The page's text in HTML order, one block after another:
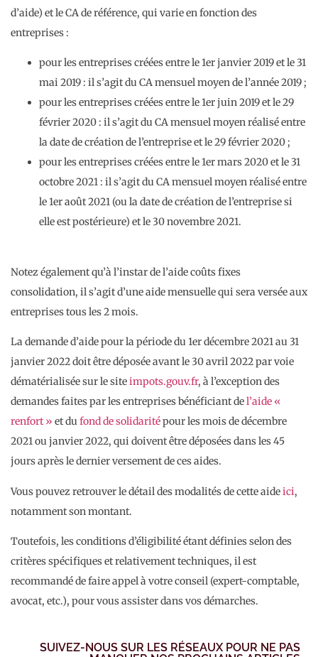
d’aide) et le CA de référence, qui varie en fonction des
entreprises :
pour les entreprises créées entre le 1er janvier 2019 et le 31
mai 2019 : il s’agit du CA mensuel moyen de l’année 2019 ;
pour les entreprises créées entre le 1er juin 2019 et le 29
février 2020 : il s’agit du CA mensuel moyen réalisé entre
la date de création de l’entreprise et le 29 février 2020 ;
pour les entreprises créées entre le 1er mars 2020 et le 31
octobre 2021 : il s’agit du CA mensuel moyen réalisé entre
le 1er août 2021 (ou la date de création de l’entreprise si
elle est postérieure) et le 30 novembre 2021.
Notez également qu’à l’instar de l’aide coûts fixes
consolidation, il s’agit d’une aide mensuelle qui sera versée aux
entreprises tous les 2 mois.
La demande d’aide pour la période du 1er décembre 2021 au 31
janvier 2022 doit être déposée avant le 30 avril 2022 par voie
dématérialisée sur le siteimpots.gouv.fr, à l’exception des
demandes faites par les entreprises bénéficiant del’aide «
renfort » et dufond de solidaritépour les mois de décembre
2021 ou janvier 2022, qui doivent être déposées dans les 45
jours après le dernier versement de ces aides.
Vous pouvez retrouver le détail des modalités de cette aideici,
notamment son montant.
Toutefois, les conditions d’éligibilité étant définies selon des
critères spécifiques et relativement techniques, il est
recommandé de faire appel à votre conseil (expert-comptable,
avocat, etc.), pour vous assister dans vos démarches.
SUIVEZ-NOUS SUR LES RÉSEAUX POUR NE PAS